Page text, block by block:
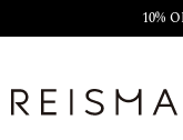
10%